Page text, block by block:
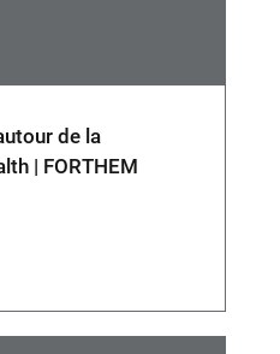
de la
| FORTHEM